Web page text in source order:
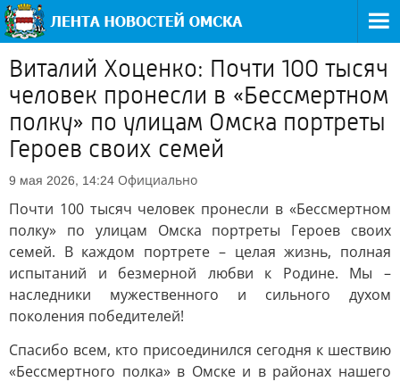
Виталий Хоценко: Почти 100 тысяч
человек пронесли в «Бессмертном
полку» по улицам Омска портреты
Героев своих семей
9 мая 2026, 14:24 Официально
Почти 100 тысяч человек пронесли в «Бессмертном
полку» по улицам Омска портреты Героев своих
семей. В каждом портрете – целая жизнь, полная
испытаний и безмерной любви к Родине. Мы –
наследники мужественного и сильного духом
поколения победителей!
Спасибо всем, кто присоединился сегодня к шествию
«Бессмертного полка» в Омске и в районах нашего